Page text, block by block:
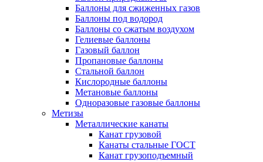
Баллоны для сжиженных газов
Баллоны под водород
Баллоны со сжатым воздухом
Гелиевые баллоны
Газовый баллон
Пропановые баллоны
Стальной баллон
Кислородные баллоны
Метановые баллоны
Одноразовые газовые баллоны
Метизы
Металлические канаты
Канат грузовой
Канаты стальные ГОСТ
Канат грузоподъемный